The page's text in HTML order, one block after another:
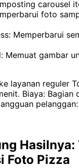
carousel
foto
Memperbarui
Memuat gambar
layanan reguler
Biaya: Bagian
Hasilnya:
Foto Pizza